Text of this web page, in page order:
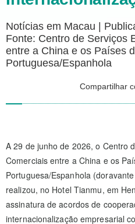
Notícias em Macau |
Fonte: Centro de Serviços
entre a China e os Países
Portuguesa/Espanhola
Compartilhar
A 29 de junho de 2026, o Centro
Comerciais entre a China e os
Portuguesa/Espanhola
realizou, no Hotel Tianmu, em
assinatura de acordos de
internacionalização empresarial